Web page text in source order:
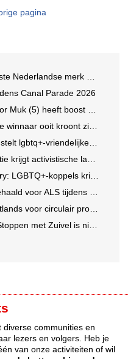
pagina
voor inclusieve wond- en sportverzorging
Canal Parade 2026
boost gekregen door BN'ers
zich tot beste grunter van Nederland
inclusion list beschikbaar
lading tegen menstruatiearmoede
huwelijksgeloften te hernieuwen op een wel heel bijzondere locatie
tijdens eerste Rotterdamse TriALSon
productontwerp in de sportsector
met Zuivel is niet misleidend
communities en
lezers en volgers. Heb je
van onze activiteiten of wil